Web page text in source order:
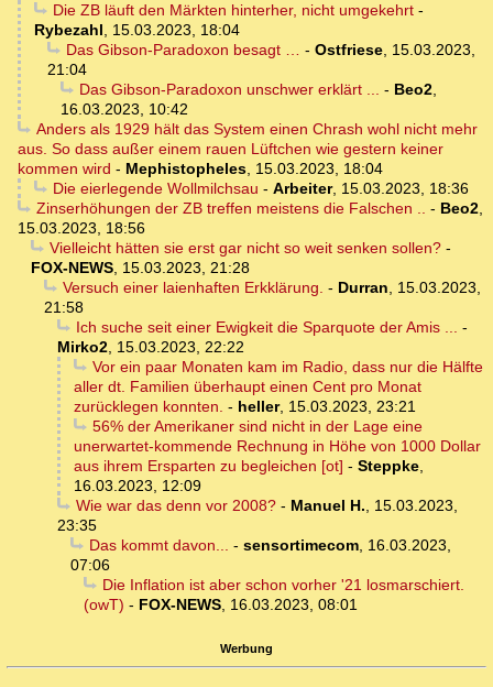
Die ZB läuft den Märkten hinterher, nicht umgekehrt-
Rybezahl, 15.03.2023, 18:04
Das Gibson-Paradoxon besagt … - Ostfriese, 15.03.2023,
21:04
Das Gibson-Paradoxon unschwer erklärt ... - Beo2,
16.03.2023, 10:42
Anders als 1929 hält das System einen Chrash wohl nicht mehr
aus. So dass außer einem rauen Lüftchen wie gestern keiner
kommen wird - Mephistopheles, 15.03.2023, 18:04
Die eierlegende Wollmilchsau - Arbeiter, 15.03.2023, 18:36
Zinserhöhungen der ZB treffen meistens die Falschen .. - Beo2,
15.03.2023, 18:56
Vielleicht hätten sie erst gar nicht so weit senken sollen?-
FOX-NEWS, 15.03.2023, 21:28
Versuch einer laienhaften Erkklärung. - Durran, 15.03.2023,
21:58
Ich suche seit einer Ewigkeit die Sparquote der Amis ... -
Mirko2, 15.03.2023, 22:22
Vor ein paar Monaten kam im Radio, dass nur die Hälfte
aller dt. Familien überhaupt einen Cent pro Monat
zurücklegen konnten. - heller, 15.03.2023, 23:21
56% der Amerikaner sind nicht in der Lage eine
unerwartet-kommende Rechnung in Höhe von 1000 Dollar
aus ihrem Ersparten zu begleichen [ot] - Steppke,
16.03.2023, 12:09
Wie war das denn vor 2008?- Manuel H., 15.03.2023,
23:35
Das kommt davon... - sensortimecom, 16.03.2023,
07:06
Die Inflation ist aber schon vorher '21 losmarschiert.
(owT) - FOX-NEWS, 16.03.2023, 08:01
Werbung